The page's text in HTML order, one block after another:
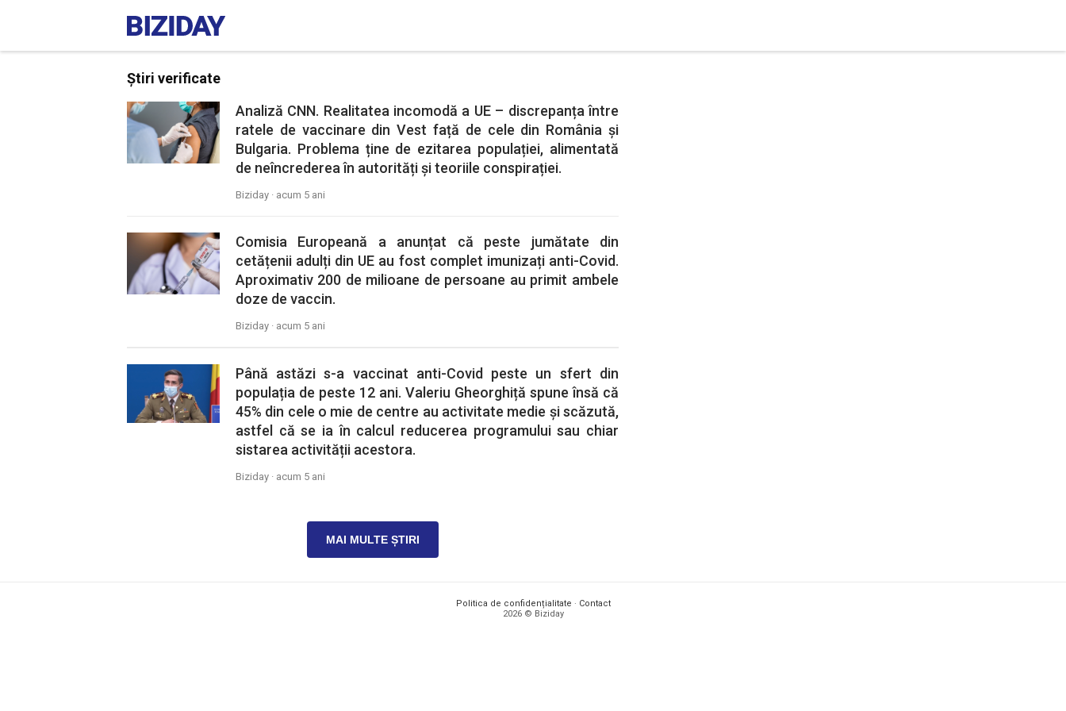
Știri verificate
Analiză CNN. Realitatea incomodă a UE – discrepanța între
ratele de vaccinare din Vest față de cele din România și
Bulgaria. Problema ține de ezitarea populației, alimentată
de neîncrederea în autorități și teoriile conspirației.
Biziday · acum 5 ani
Comisia Europeană a anunțat că peste jumătate din
cetățenii adulți din UE au fost complet imunizați anti-Covid.
Aproximativ 200 de milioane de persoane au primit ambele
doze de vaccin.
Biziday · acum 5 ani
Până astăzi s-a vaccinat anti-Covid peste un sfert din
populația de peste 12 ani. Valeriu Gheorghiță spune însă că
45% din cele o mie de centre au activitate medie și scăzută,
astfel că se ia în calcul reducerea programului sau chiar
sistarea activității acestora.
Biziday · acum 5 ani
MAI MULTE ȘTIRI
Politica de confidențialitate · Contact
2026 © Biziday